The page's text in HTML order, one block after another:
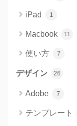
iPad 1
Macbook 11
使い方 7
デザイン 26
Adobe 7
テンプレート